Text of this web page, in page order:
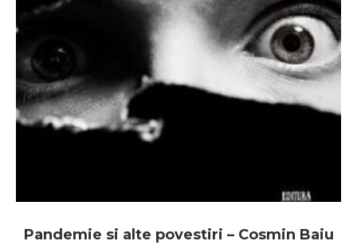
Pandemie si alte povestiri – Cosmin Baiu